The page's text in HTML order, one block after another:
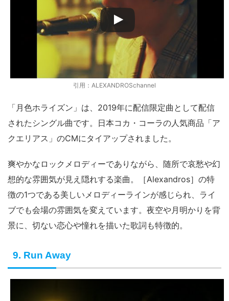
引用：ALEXANDROSchannel
「月色ホライズン」は、2019年に配信限定曲として配信
されたシングル曲です。日本コカ・コーラの人気商品「ア
クエリアス」のCMにタイアップされました。
爽やかなロックメロディーでありながら、随所で哀愁や幻
想的な雰囲気が見え隠れする楽曲。［Alexandros］の特
徴の1つである美しいメロディーラインが感じられ、ライ
ブでも会場の雰囲気を変えています。夜空や月明かりを背
景に、切ない恋心や憧れを描いた歌詞も特徴的。
9. Run Away